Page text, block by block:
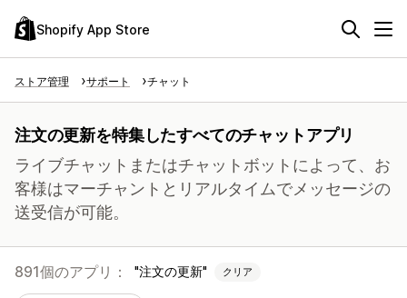
Shopify App Store
ストア管理 サポート チャット
注文の更新を特集したすべてのチャットアプリ
ライブチャットまたはチャットボットによって、お
客様はマーチャントとリアルタイムでメッセージの
送受信が可能。
891個のアプリ： 注文の更新 クリア